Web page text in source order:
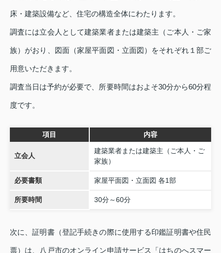
床・建築設備など、住宅の構造全体にわたります。
調査には立会人として建築業者または建築主（ご本人・ご家
族）がおり、図面（家屋平面図・立面図）をそれぞれ１部ご
用意いただきます。
調査当日は予約が必要で、所要時間はおよそ30分から60分程
度です。
項目 内容
立会人
建築業者または建築主（ご本人・ご
家族）
必要書類 家屋平面図・立面図 各1部
所要時間 30分～60分
次に、証明書（登記手続きの際に使用する印鑑証明書や住民
票）は、八戸市のオンライン申請サービス「はちのへスマー